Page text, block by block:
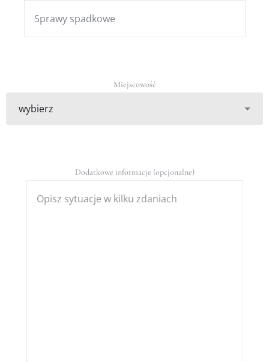
Miejscowość
Dodatkowe informacje (opcjonalne)